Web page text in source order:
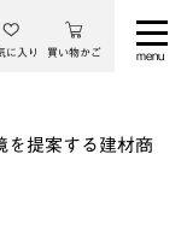
に入り 買い物かご
を提案する建材商